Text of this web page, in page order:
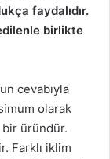
faydalıdır.
birlikte
cevabıyla
olarak
üründür.
Farklı iklim